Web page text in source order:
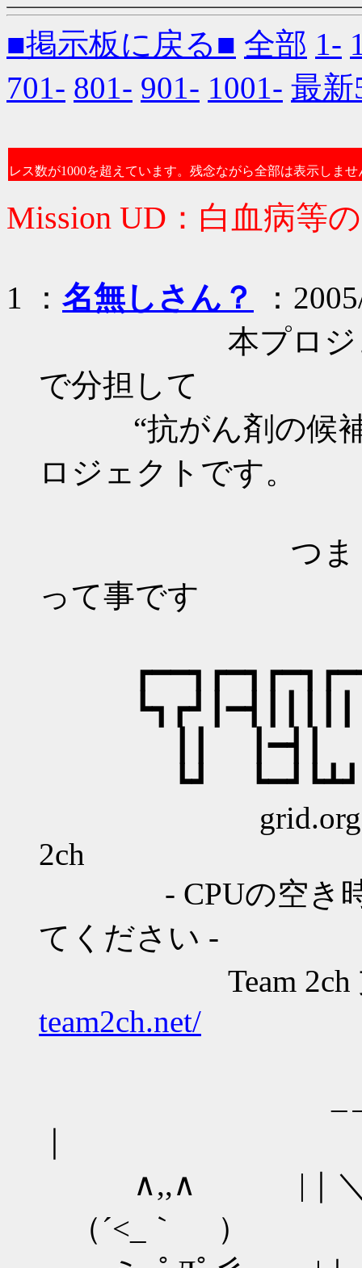
■掲示板に戻る■ 全部 1-
701- 801- 901- 1001- 最新
レス数が1000を超えています。残念ながら全部は表示しませ
Mission UD：白血病等
1 ： 名無しさん？
：
本プロジェク
で分担して
“抗がん剤の候補
ロジェクトです。
つまり 『が
って事です
┃┃ ┃━┫┃
┗┛
grid.org Cancer
2ch
- CPUの空き時間
てください -
Team 2ch 支
team2ch.net/
∧,,∧ |｜＼
（´<_｀ ）